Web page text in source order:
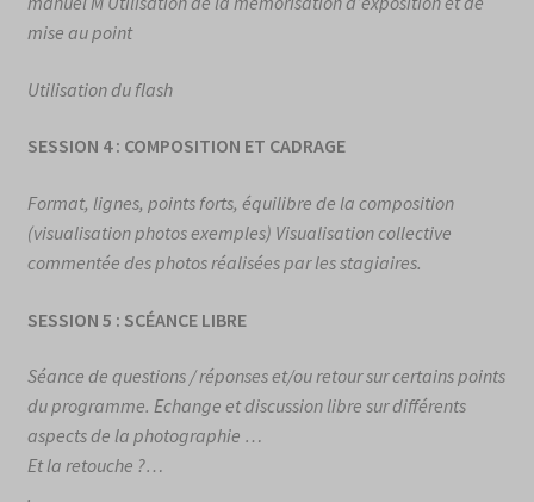
mise au point
Utilisation du flash
SESSION 4 : COMPOSITION ET CADRAGE
Format, lignes, points forts, équilibre de la composition
(visualisation photos exemples) Visualisation collective
commentée des photos réalisées par les stagiaires.
SESSION 5 : SCÉANCE LIBRE
Séance de questions / réponses et/ou retour sur certains points
du programme. Echange et discussion libre sur différents
aspects de la photographie …
Et la retouche ?…
.